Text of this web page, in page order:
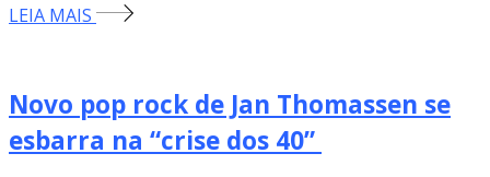
LEIA MAIS
Novo pop rock de Jan Thomassen se
esbarra na “crise dos 40”